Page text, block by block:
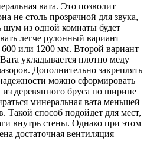
вата. Это позволит
не столь прозрачной для звука,
шум из одной комнаты будет
легче рулонный вариант
или 1200 мм. Второй вариант
укладывается плотно меду
Дополнительно закреплять
можно сформировать
деревянного бруса по ширине
минеральная вата меньшей
Такой способ подойдет для мест,
внутрь стены. Однако при этом
достаточная вентиляция